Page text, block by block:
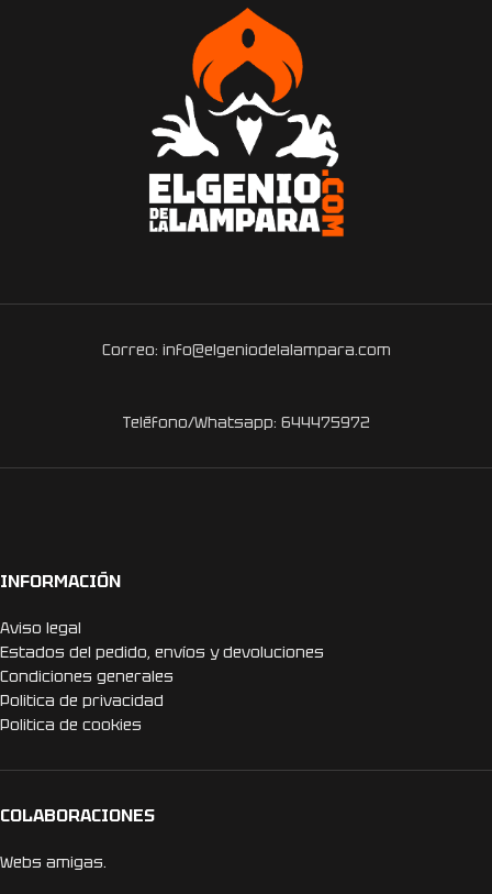
Correo: info@elgeniodelalampara.com
Teléfono/Whatsapp: 644475972
INFORMACIÓN
Aviso legal
Estados del pedido, envíos y devoluciones
Condiciones generales
Politica de privacidad
Politica de cookies
COLABORACIONES
Webs amigas.